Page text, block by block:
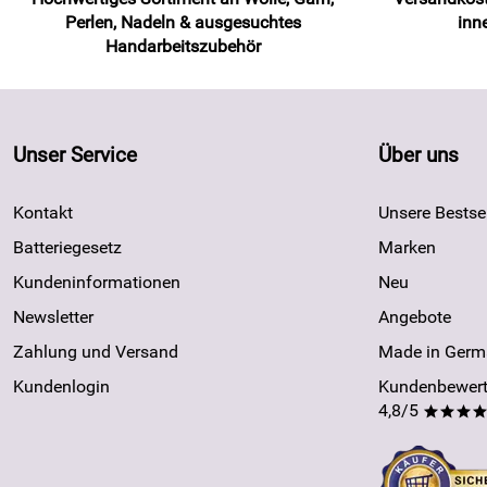
Perlen, Nadeln & ausgesuchtes
Handarbeitszubehör
Unser Service
Kontakt
Batteriegesetz
Kundeninformationen
Newsletter
Zahlung und Versand
Kundenlogin
Über uns
Unsere
Marken
Neu
Angebote
Made in
4,8/5